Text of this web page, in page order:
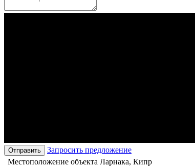
Отправить
Запросить предложение
Местоположение объекта Ларнака, Кипр